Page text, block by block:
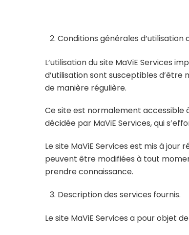
Conditions générales d’utilisation
L’utilisation du site MaViE Services
d’utilisation sont susceptibles
de manière régulière.
Ce site est normalement accessible
décidée par MaViE Services, qui
Le site MaViE Services est mis à
peuvent être modifiées à tout
prendre connaissance.
Description des services fournis.
Le site MaViE Services a pour objet